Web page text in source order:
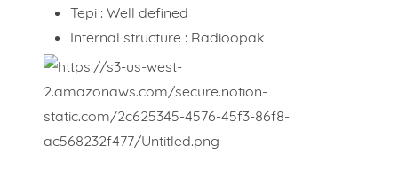
Tepi : Well defined
Internal structure : Radioopak